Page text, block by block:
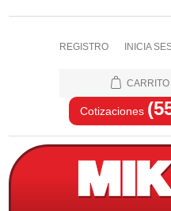
REGISTRO INICIA
Cotizaciones